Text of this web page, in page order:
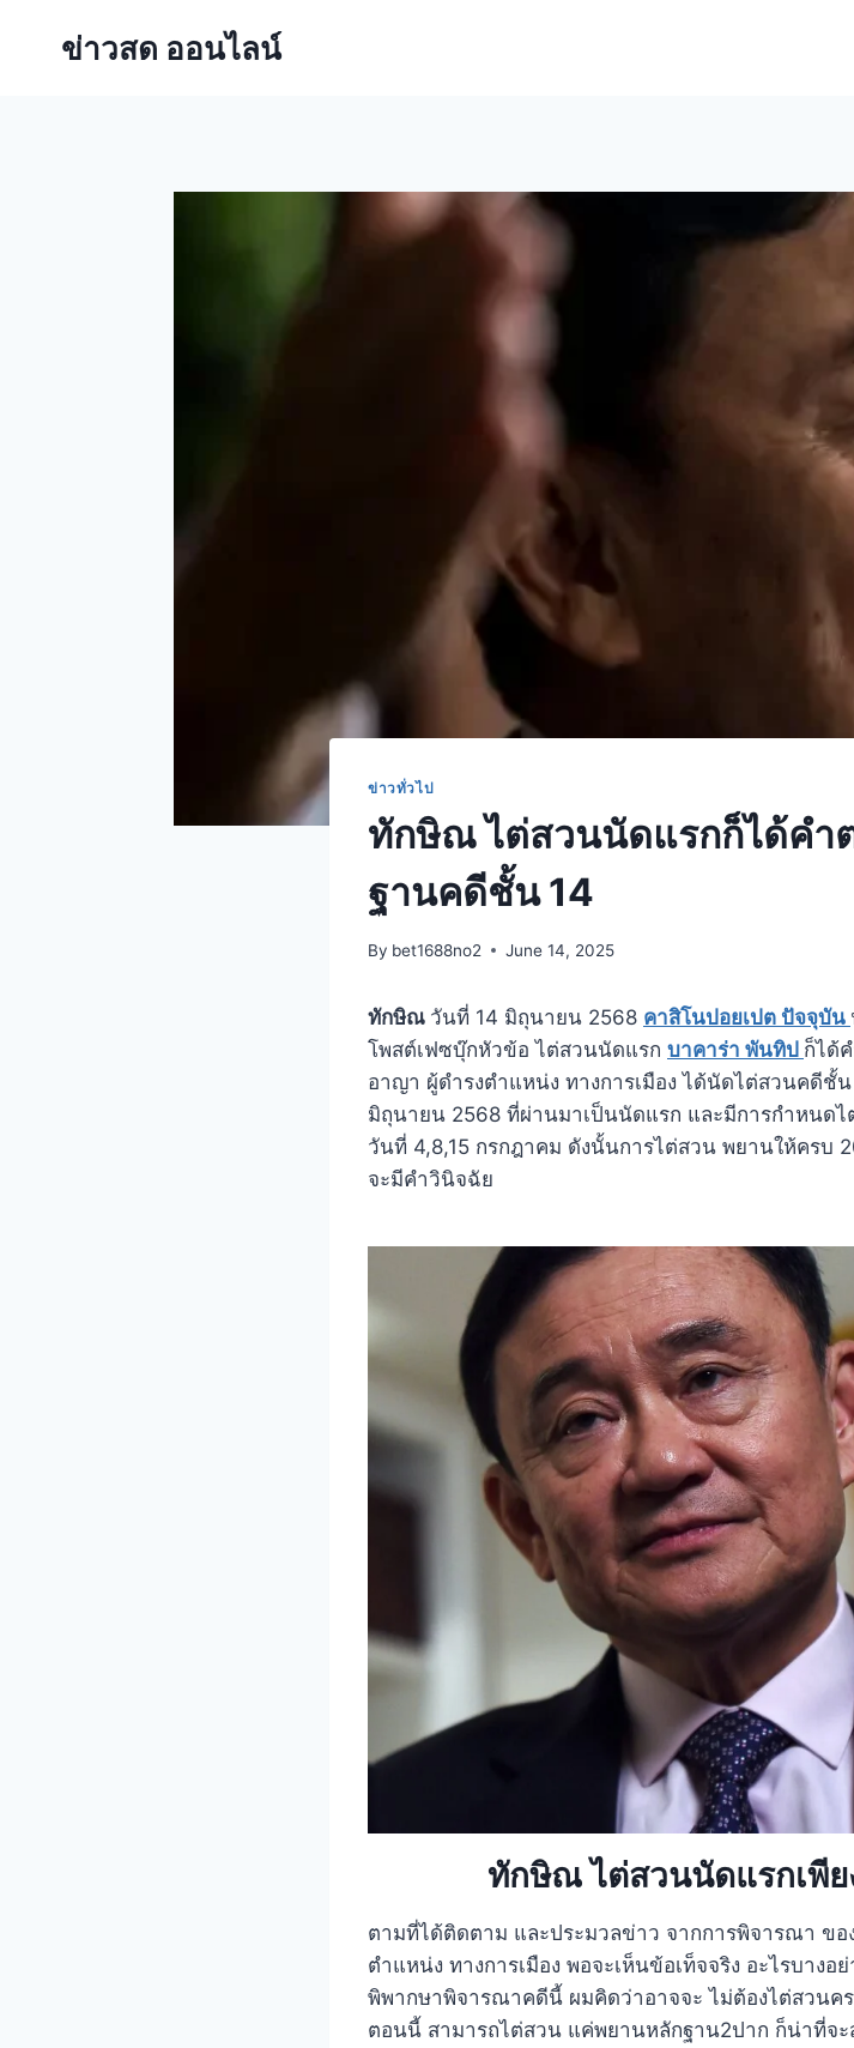
ข่าวสด ออนไลน์
ข่าวทั่วไป
ทักษิณ ไต่สวนนัดแรกก็ได้คำ
ฐานคดีชั้น 14
By bet1688no2 June 14, 2025
ทักษิณ วันที่ 14 มิถุนายน 2568 คาสิโนปอยเปต ปัจจุบัน
โพสต์เฟซบุ๊กหัวข้อ ไต่สวนนัดแรก บาคาร่า พันทิป ก็ได้
อาญา ผู้ดำรงตำแหน่ง ทางการเมือง ได้นัดไต่สวนคดี
มิถุนายน 2568 ที่ผ่านมาเป็นนัดแรก และมีการกำหนด
วันที่ 4,8,15 กรกฎาคม ดังนั้นการไต่สวน พยานให้ครบ
จะมีคำวินิจฉัย
ทักษิณ ไต่สวนนัดแรกเพี
ตามที่ได้ติดตาม และประมวลข่าว จากการพิจารณา ข
ตำแหน่ง ทางการเมือง พอจะเห็นข้อเท็จจริง อะไรบาง
พิพากษาพิจารณาคดีนี้ ผมคิดว่าอาจจะ ไม่ต้องไต่สวนค
ตอนนี้ สามารถไต่สวน แค่พยานหลักฐาน2ปาก ก็น่าที่จ